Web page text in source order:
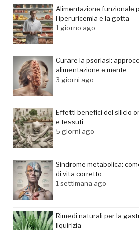
Alimentazione funzionale
l’iperuricemia e la gotta
1 giorno ago
Curare la psoriasi:
alimentazione e mente
3 giorni ago
Effetti benefici del silicio
e tessuti
5 giorni ago
Sindrome metabolica:
di vita corretto
1 settimana ago
Rimedi naturali per la
liquirizia